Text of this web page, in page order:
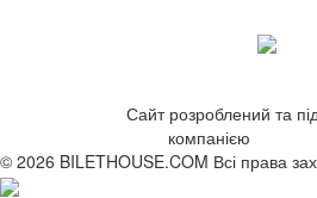
Сайт розроблений та
компанією
© 2026 BILETHOUSE.COM Всі права